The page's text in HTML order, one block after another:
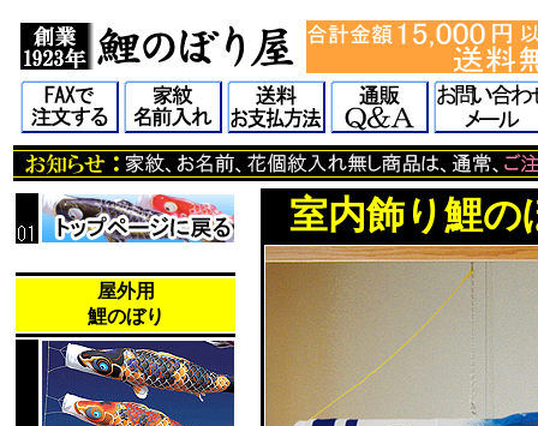
屋外用
鯉のぼり
室内飾り鯉